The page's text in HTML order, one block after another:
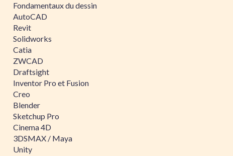
Fondamentaux du dessin
AutoCAD
Revit
Solidworks
Catia
ZWCAD
Draftsight
Inventor Pro et Fusion
Creo
Blender
Sketchup Pro
Cinema 4D
3DSMAX / Maya
Unity